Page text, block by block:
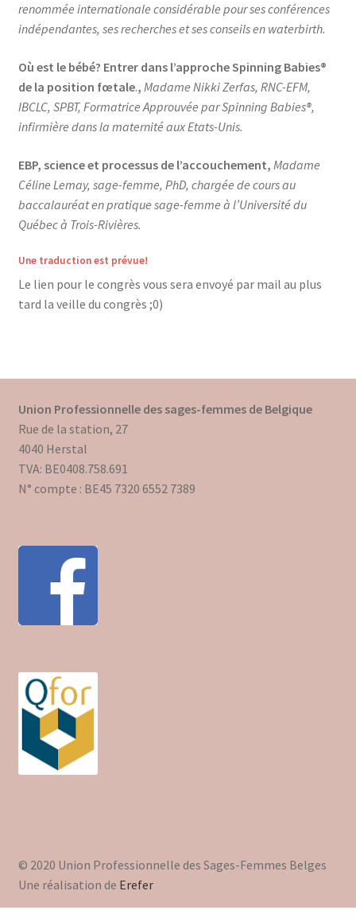
renommée internationale considérable pour ses conférences
indépendantes, ses recherches et ses conseils en waterbirth.
Où est le bébé? Entrer dans l’approche Spinning Babies®
de la position fœtale., Madame Nikki Zerfas, RNC-EFM,
IBCLC, SPBT, Formatrice Approuvée par Spinning Babies®,
infirmière dans la maternité aux Etats-Unis.
EBP, science et processus de l’accouchement, Madame
Céline Lemay, sage-femme, PhD, chargée de cours au
baccalauréat en pratique sage-femme à l’Université du
Québec à Trois-Rivières.
Une traduction est prévue!
Le lien pour le congrès vous sera envoyé par mail au plus
tard la veille du congrès ;0)
Union Professionnelle des sages-femmes de Belgique
Rue de la station, 27
4040 Herstal
TVA: BE0408.758.691
N° compte : BE45 7320 6552 7389
© 2020 Union Professionnelle des Sages-Femmes Belges
Une réalisation de Erefer